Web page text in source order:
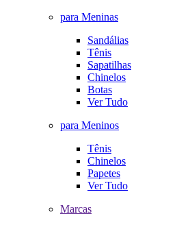
para Meninas
Sandálias
Tênis
Sapatilhas
Chinelos
Botas
Ver Tudo
para Meninos
Tênis
Chinelos
Papetes
Ver Tudo
Marcas